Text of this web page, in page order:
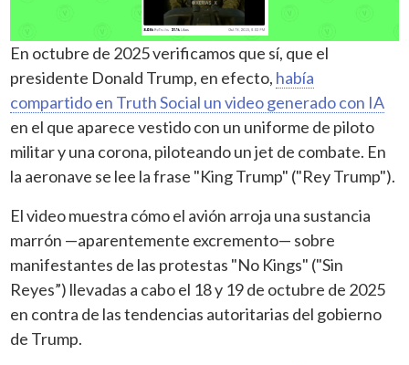
En octubre de 2025 verificamos que sí, que el
presidente Donald Trump, en efecto, había
compartido en Truth Social un video generado con IA
en el que aparece vestido con un uniforme de piloto
militar y una corona, piloteando un jet de combate. En
la aeronave se lee la frase "King Trump" ("Rey Trump").
El video muestra cómo el avión arroja una sustancia
marrón —aparentemente excremento— sobre
manifestantes de las protestas "No Kings" ("Sin
Reyes”) llevadas a cabo el 18 y 19 de octubre de 2025
en contra de las tendencias autoritarias del gobierno
de Trump.